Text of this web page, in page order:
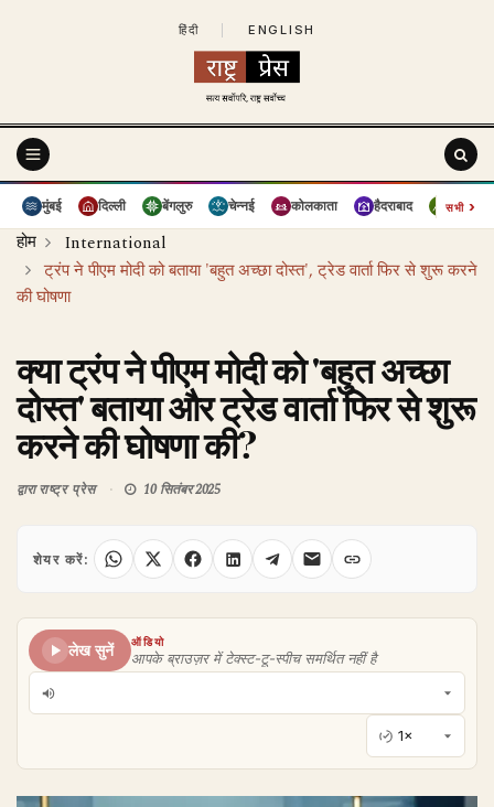
हिंदी ENGLISH
मुंबई दिल्ली बेंगलुरु चेन्नई कोलकाता हैदराबाद पुणे
सभी›
होम
International
ट्रंप ने पीएम मोदी को बताया 'बहुत अच्छा दोस्त', ट्रेड वार्ता फिर से शुरू करने
की घोषणा
क्या ट्रंप ने पीएम मोदी को 'बहुत अच्छा
दोस्त' बताया और ट्रेड वार्ता फिर से शुरू
करने की घोषणा की?
द्वाराराष्ट्र प्रेस 10 सितंबर 2025
शेयर करें:
लेख सुनें
ऑडियो
आपके ब्राउज़र में टेक्स्ट-टू-स्पीच समर्थित नहीं है